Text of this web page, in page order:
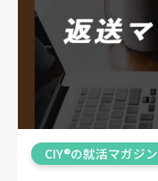
CIY®の就活マガジン